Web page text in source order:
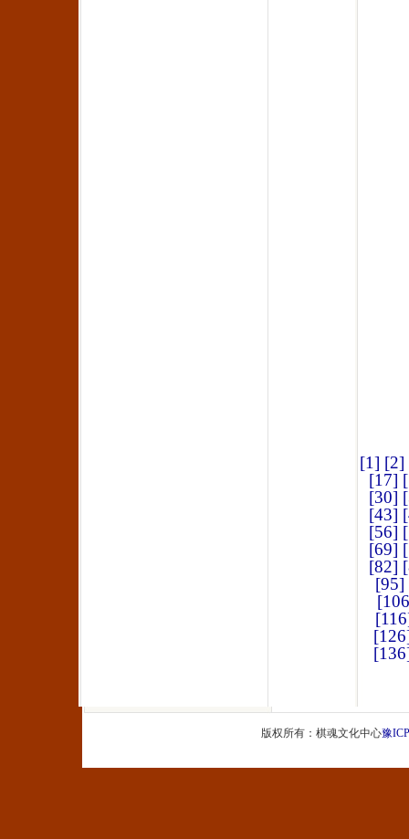
[1] [2]
[17]
[30]
[43]
[56]
[69]
[82]
[95]
版权所有：棋魂文化中心豫